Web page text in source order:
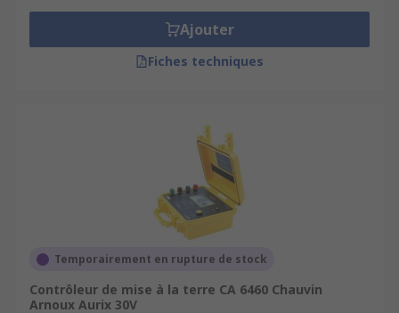
Ajouter
Fiches techniques
Temporairement en rupture de stock
Contrôleur de mise à la terre CA 6460 Chauvin
Arnoux Aurix 30V